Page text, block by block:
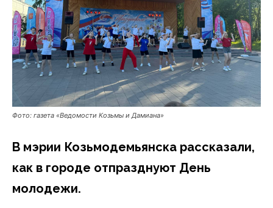
Фото: газета «Ведомости Козьмы и Дамиана»
В мэрии Козьмодемьянска рассказали,
как в городе отпразднуют День
молодежи.